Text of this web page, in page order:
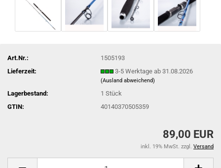
Art.Nr.:
1505193
Lieferzeit:
3-5 Werktage ab 31.08.2026
(Ausland abweichend)
Lagerbestand: 1Stück
GTIN:
40140370505359
89,00 EUR
inkl. 19% MwSt. zzgl. Versand